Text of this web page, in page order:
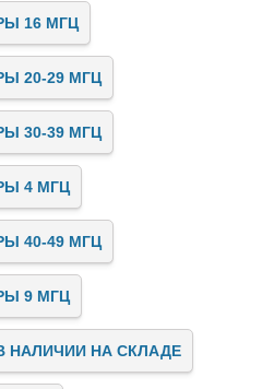
16 МГЦ
20-29 МГЦ
30-39 МГЦ
4 МГЦ
40-49 МГЦ
9 МГЦ
НАЛИЧИИ НА СКЛАДЕ